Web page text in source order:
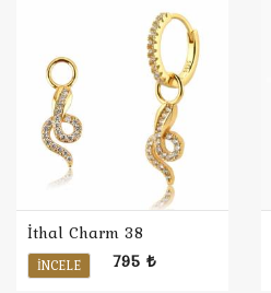
İthal Charm 38
İNCELE 795 ₺